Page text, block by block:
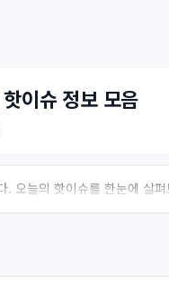
이슈 정보 모음
. 오늘의 핫이슈를 한눈에 살